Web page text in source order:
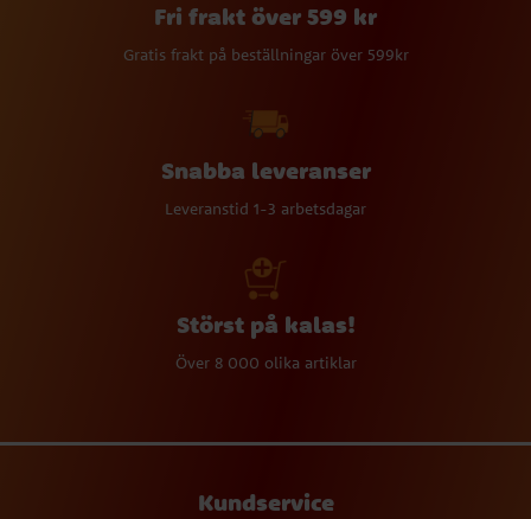
Fri frakt över 599 kr
Gratis frakt på beställningar över 599kr
Snabba leveranser
Leveranstid 1-3 arbetsdagar
Störst på kalas!
Över 8 000 olika artiklar
Kundservice